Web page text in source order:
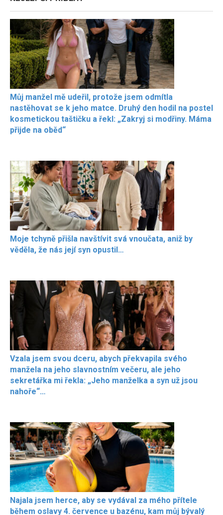
Můj manžel mě udeřil, protože jsem odmítla
nastěhovat se k jeho matce. Druhý den hodil na postel
kosmetickou taštičku a řekl: „Zakryj si modřiny. Máma
přijde na oběd“
Moje tchyně přišla navštívit svá vnoučata, aniž by
věděla, že nás její syn opustil…
Vzala jsem svou dceru, abych překvapila svého
manžela na jeho slavnostním večeru, ale jeho
sekretářka mi řekla: „Jeho manželka a syn už jsou
nahoře“…
Najala jsem herce, aby se vydával za mého přítele
během oslavy 4. července u bazénu, kam můj bývalý